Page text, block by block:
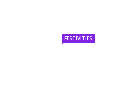
FESTIVITIES